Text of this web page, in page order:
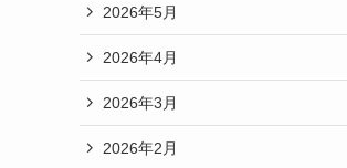
2026年5月
2026年4月
2026年3月
2026年2月